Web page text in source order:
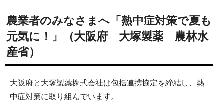
農業者のみなさまへ「熱中症対策で夏も
元気に！」（大阪府 大塚製薬 農林水
産省）
大阪府と大塚製薬株式会社は包括連携協定を締結し、熱
中症対策に取り組んでいます。